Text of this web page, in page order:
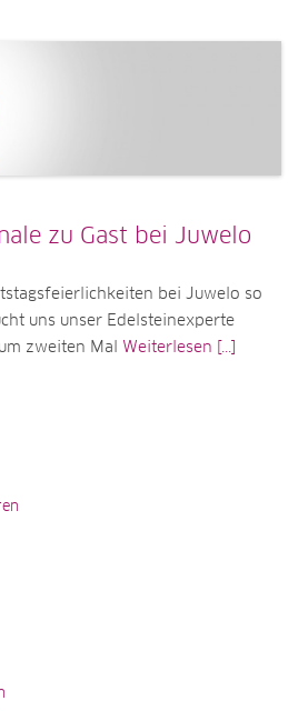
zu Gast bei Juwelo
bei Juwelo so
uns unser Edelsteinexperte
zweiten Mal Weiterlesen [...]